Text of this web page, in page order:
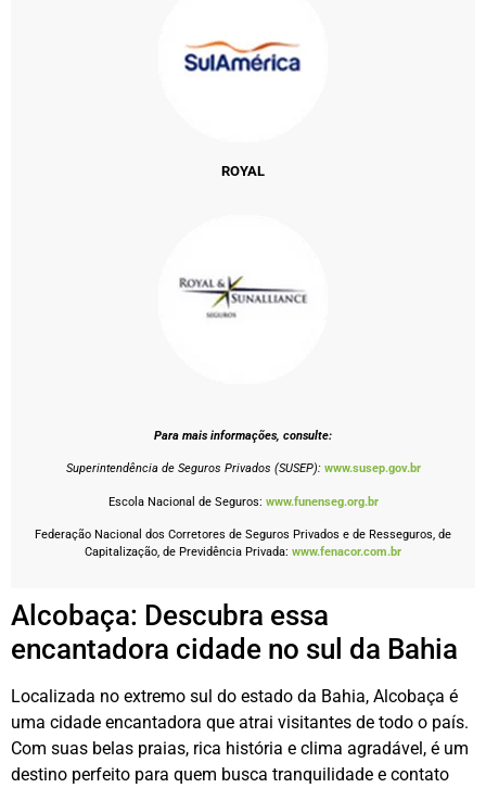
ROYAL
Para mais informações, consulte:
Superintendência de Seguros Privados (SUSEP): www.susep.gov.br
Escola Nacional de Seguros: www.funenseg.org.br
Federação Nacional dos Corretores de Seguros Privados e de Resseguros, de
Capitalização, de Previdência Privada: www.fenacor.com.br
Alcobaça: Descubra essa
encantadora cidade no sul da Bahia
Localizada no extremo sul do estado da Bahia, Alcobaça é
uma cidade encantadora que atrai visitantes de todo o país.
Com suas belas praias, rica história e clima agradável, é um
destino perfeito para quem busca tranquilidade e contato